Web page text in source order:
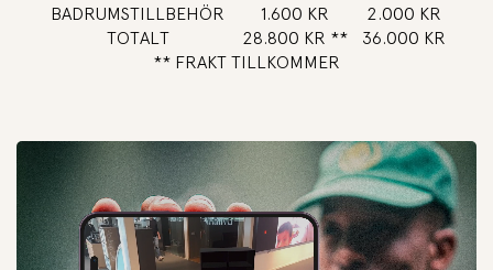
BADRUMSTILLBEHÖR
1.600 KR
2.000 KR
TOTALT
28.800 KR **
36.000 KR
** FRAKT TILLKOMMER